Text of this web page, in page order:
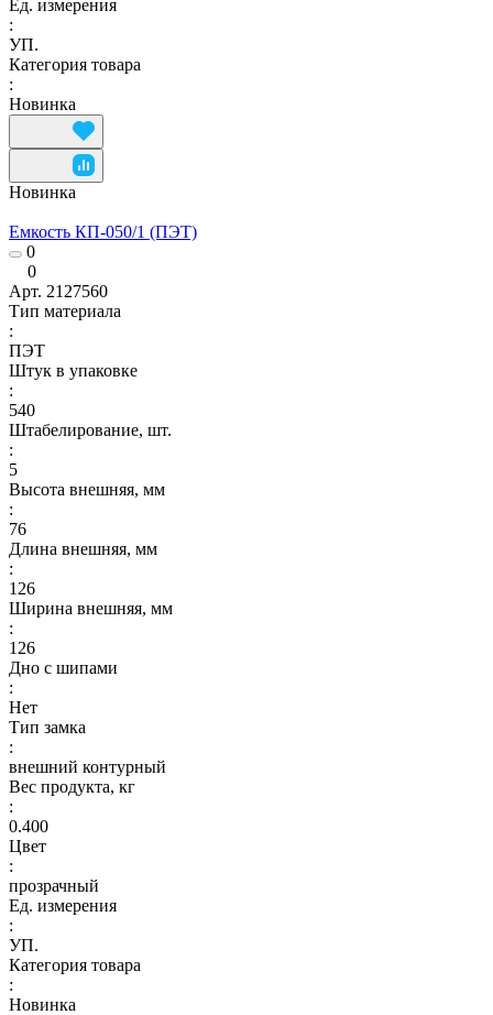
Ед. измерения
:
УП.
Категория товара
:
Новинка
Новинка
Емкость КП-050/1 (ПЭТ)
0
0
Арт. 2127560
Тип материала
:
ПЭТ
Штук в упаковке
:
540
Штабелирование, шт.
:
5
Высота внешняя, мм
:
76
Длина внешняя, мм
:
126
Ширина внешняя, мм
:
126
Дно с шипами
:
Нет
Тип замка
:
внешний контурный
Вес продукта, кг
:
0.400
Цвет
:
прозрачный
Ед. измерения
:
УП.
Категория товара
:
Новинка